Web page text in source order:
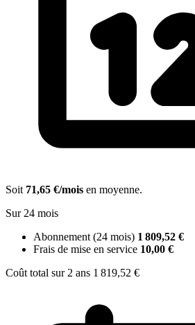
Soit 71,65 €/mois en moyenne.
Sur 24 mois
Abonnement (24 mois) 1 809,52 €
Frais de mise en service 10,00 €
Coût total sur 2 ans 1 819,52 €